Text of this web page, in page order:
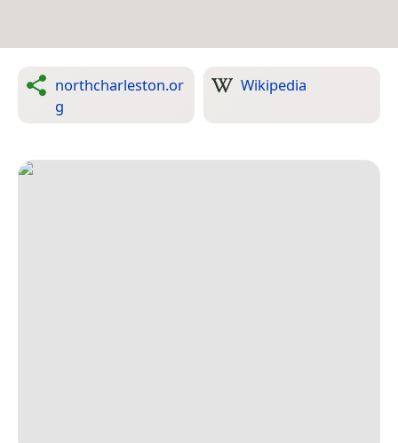
northcharleston.or
g
Wikipedia